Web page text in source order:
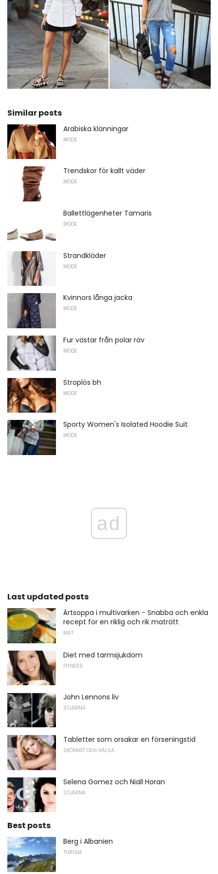
Similar posts
Arabiska klänningar
MODE
Trendskor för kallt väder
MODE
Ballettlägenheter Tamaris
MODE
Strandkläder
MODE
Kvinnors långa jacka
MODE
Fur västar från polar räv
MODE
Stroplös bh
MODE
Sporty Women's Isolated Hoodie Suit
MODE
ad
Last updated posts
Ärtsoppa i multivarken - Snabba och enkla
recept för en riklig och rik maträtt
MAT
Diet med tarmsjukdom
FITNESS
John Lennons liv
STJÄRNA
Tabletter som orsakar en förseningstid
SKÖNHET OCH HÄLSA
Selena Gomez och Niall Horan
STJÄRNA
Best posts
Berg i Albanien
TURISM